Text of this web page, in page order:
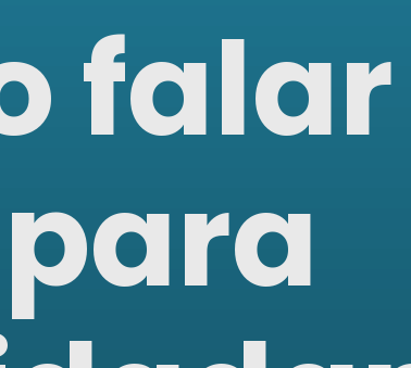
falar